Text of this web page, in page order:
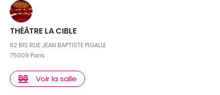
THÉÂTRE LA CIBLE
62 BIS RUE JEAN BAPTISTE PIGALLE
75009 Paris
Voir la salle